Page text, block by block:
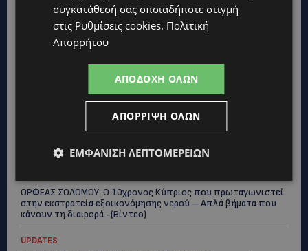
ΜΑΝΩΛΗΣ ΕΜΜΑΝΟΥΗΛ: Η ιστορία της θρυλικής Corner Pub
που ξυπνά μνήμες δεκαετιών – Το αφιέρωμα μετά τη φωτιά-
Τις έβαψαν με πορτοκαλί λαδομπογιά-(Φώτο)
ατόμων με αναπηρία
ΟΡΦΕΑΣ ΣΟΛΩΜΟΥ: Ο 10χρονος Κύπριος που πρωταγωνιστεί
στην εκστρατεία εξοικονόμησης νερού – Απλά βήματα που
κάνουν τη διαφορά -(Βίντεο)
UPDATES
συγκατάθεσή σας οποιαδήποτε στιγμή
στις Ρυθμίσεις cookies. Πολιτική
Απορρήτου
ΑΠΟΔΟΧΉ ΌΛΩΝ
ΑΠΌΡΡΙΨΗ ΌΛΩΝ
ΕΜΦΆΝΙΣΗ ΛΕΠΤΟΜΕΡΕΙΏΝ